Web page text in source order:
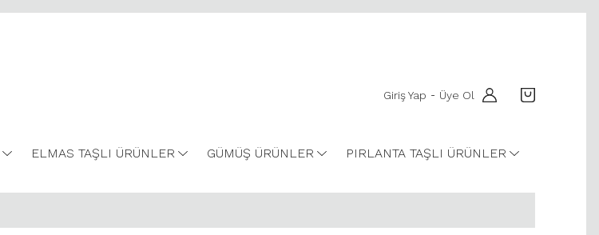
Giriş Yap - Üye Ol
ELMAS TAŞLI ÜRÜNLER GÜMÜŞ ÜRÜNLER PIRLANTA TAŞLI ÜRÜNLER